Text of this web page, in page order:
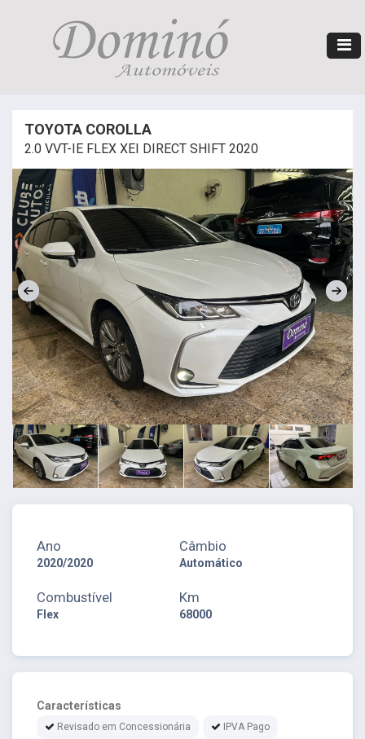
TOYOTA COROLLA
2.0 VVT-IE FLEX XEI DIRECT SHIFT 2020
Ano
2020/2020
Câmbio
Automático
Combustível
Flex
Km
68000
Características
Revisado em Concessionária IPVA Pago